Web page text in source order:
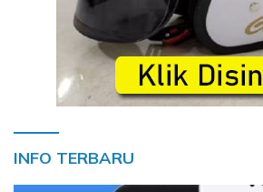
INFO TERBARU